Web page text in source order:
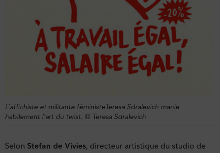
L’affichiste et militante féministeTeresa Sdralevich manie
habilement l’art du twist. © Teresa Sdralevich
Selon Stefan de Vivies, directeur artistique du studio de